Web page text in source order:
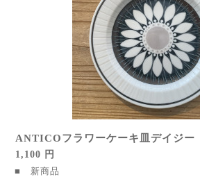
ANTICOフラワーケーキ皿デイジー
1,100 円
■ 新商品